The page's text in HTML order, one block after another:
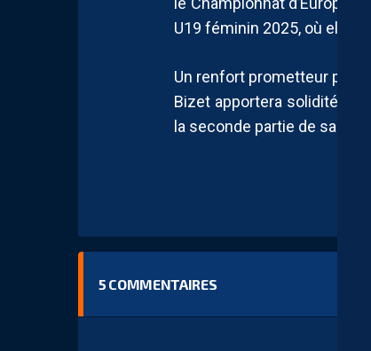
U19 féminin 2025, où elle
Un renfort prometteur pour
Bizet apportera solidité et
la seconde partie de saison.
5 COMMENTAIRES